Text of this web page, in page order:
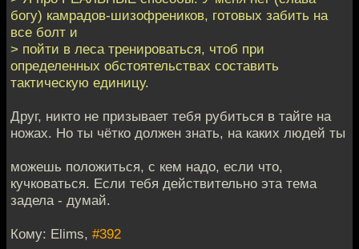
богу) камрадов-шизофреников, готовых забить на
все болт и
> пойти в леса тренироваться, чтоб при
определенных обстоятельствах составить
тактическую единицу.
Друг, никто не призывает тебя рубиться в тайге на
ножах. Но ты чётко должен знать, на каких людей ты
можешь положиться, с кем надо, если что,
кучковаться. Если тебя действительно эта тема
задела - думай.
Кому: Elims, #392